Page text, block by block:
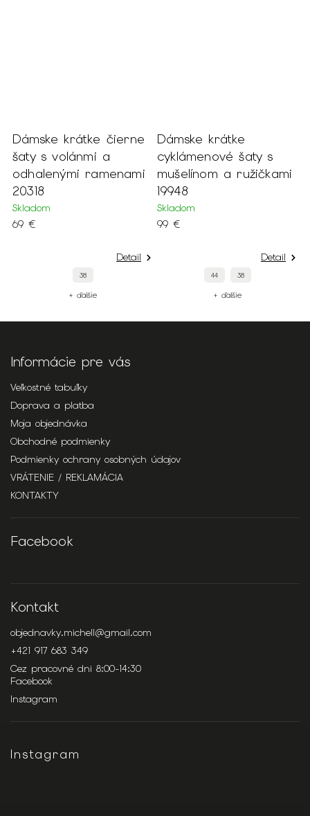
Dámske krátke čierne
šaty s volánmi a
odhalenými ramenami
20318
Skladom
69 €
Detail
38
+ ďalšie
Dámske krátke
cyklámenové šaty s
mušelínom a ružičkami
19948
Skladom
99 €
Detail
44 38
+ ďalšie
Informácie pre vás
Veľkostné tabuľky
Doprava a platba
Moja objednávka
Obchodné podmienky
Podmienky ochrany osobných údajov
VRÁTENIE / REKLAMÁCIA
KONTAKTY
Facebook
Kontakt
objednavky.michell@gmail.com
+421 917 683 349
Cez pracovné dni 8:00-14:30
Facebook
Instagram
Instagram